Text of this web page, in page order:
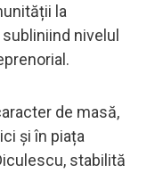
la
nivelul
de masă,
și în piața
stabilită